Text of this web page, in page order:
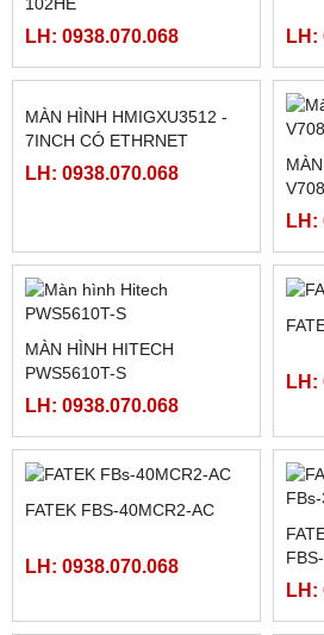
PLC FATEK FBS-60MAR2-
60MAT2-AC, FBS-60MCT2-
AC,
LH: 0938.070.068
PLC
AC,
AC
LH:
102HE
LH: 0938.070.068 LH: